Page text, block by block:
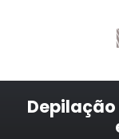
Depilação